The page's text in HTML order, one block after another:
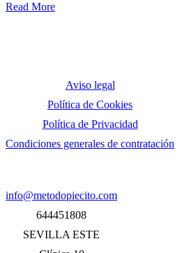
Read More
Aviso legal
Política de Cookies
Política de Privacidad
Condiciones generales de contratación
info@metodopiecito.com
644451808
SEVILLA ESTE